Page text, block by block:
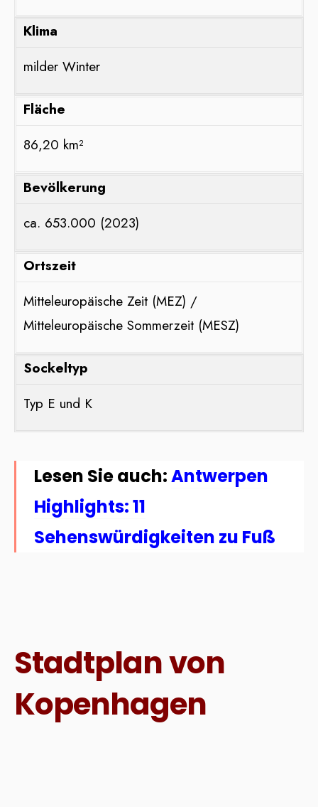
Klima
milder Winter
Fläche
86,20 km²
Bevölkerung
ca. 653.000 (2023)
Ortszeit
Mitteleuropäische Zeit (MEZ) /
Mitteleuropäische Sommerzeit (MESZ)
Sockeltyp
Typ E und K
Lesen Sie auch:Antwerpen
Highlights: 11
Sehenswürdigkeiten zu Fuß
Stadtplan von
Kopenhagen